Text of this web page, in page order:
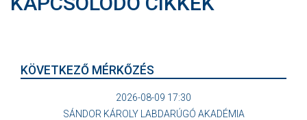
KÖVETKEZŐ MÉRKŐZÉS
2026-08-09 17:30
SÁNDOR KÁROLY LABDARÚGÓ AKADÉMIA